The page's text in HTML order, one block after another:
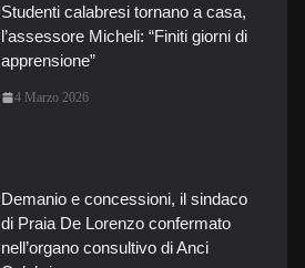
Studenti calabresi tornano a casa,
l’assessore Micheli: “Finiti giorni di
apprensione”
4 Marzo 2026
Demanio e concessioni, il sindaco
di Praia De Lorenzo confermato
nell’organo consultivo di Anci